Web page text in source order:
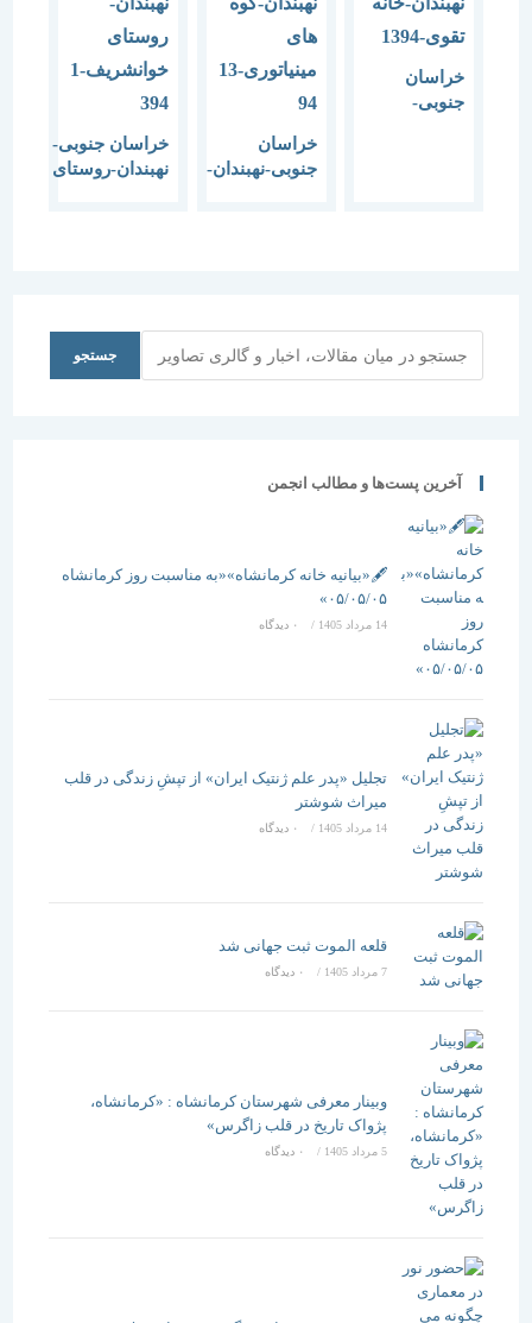
خراسان
جنوبی-
خراسان
جنوبی-نهبندان-
خراسان جنوبی-
نهبندان-روستای
جستجو
آخرین پست‌ها و مطالب انجمن
🖋️«بیانیه خانه کرمانشاه»«به مناسبت روز کرمانشاه
۰۵/۰۵/۰۵»
/ ۰ دیدگاه
تجلیل «پدر علم ژنتیک ایران» از تپشِ زندگی در قلب
میراث شوشتر
14 مرداد 1405 / ۰ دیدگاه
قلعه الموت ثبت جهانی شد
/ ۰ دیدگاه
وبینار معرفی شهرستان کرمانشاه : «کرمانشاه،
پژواک تاریخ در قلب زاگرس»
5 مرداد 1405 / ۰ دیدگاه